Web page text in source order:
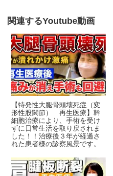
o
o
k
関連するYoutube動画
【特発性大腿骨頭壊死症（変
形性股関節） 再生医療】幹
細胞治療により、手術を受け
ずに日常生活を取り戻されま
した！！治療後３年が経過さ
れた患者様の診察風景です。